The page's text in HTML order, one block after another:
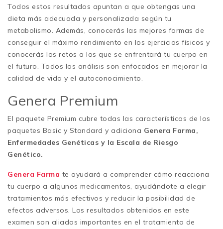
Todos estos resultados apuntan a que obtengas una
dieta más adecuada y personalizada según tu
metabolismo. Además, conocerás las mejores formas de
conseguir el máximo rendimiento en los ejercicios físicos y
conocerás los retos a los que se enfrentará tu cuerpo en
el futuro. Todos los análisis son enfocados en mejorar la
calidad de vida y el autoconocimiento.
Genera Premium
El paquete Premium cubre todas las características de los
paquetes Basic y Standard y adiciona Genera Farma,
Enfermedades Genéticas y la Escala de Riesgo
Genético.
Genera Farma te ayudará a comprender cómo reacciona
tu cuerpo a algunos medicamentos, ayudándote a elegir
tratamientos más efectivos y reducir la posibilidad de
efectos adversos. Los resultados obtenidos en este
examen son aliados importantes en el tratamiento de